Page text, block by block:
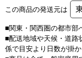
この商品の発送元は
■関東・関西圏の都市部
■配送地域や天候・道路
係で目安より日数が掛